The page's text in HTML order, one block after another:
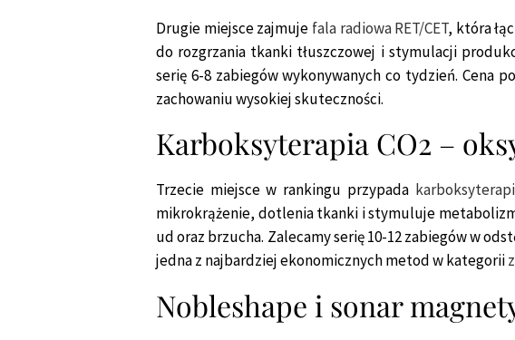
Drugie miejsce zajmuje fala radiowa RET/CET, która
do rozgrzania tkanki tłuszczowej i stymulacji
serię 6-8 zabiegów wykonywanych co tydzień. Cena
zachowaniu wysokiej skuteczności.
Karboksyterapia CO2 –
Trzecie miejsce w rankingu przypada
mikrokrążenie, dotlenia tkanki i stymuluje
ud oraz brzucha. Zalecamy serię 10-12 zabiegów w
jedna z najbardziej ekonomicznych metod w kategorii
Nobleshape i sonar